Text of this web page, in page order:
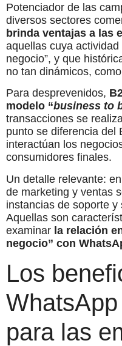
Potenciador de las
diversos sectores
brinda ventajas a las
aquellas cuya
negocio”, y que
no tan dinámicos,
Para desprevenidos,
modelo “business to
transacciones se
punto se diferencia del
interactúan los
consumidores finales.
Un detalle relevante:
de marketing y ventas
instancias de soporte
Aquellas son
examinar la relación
negocio” con
Los
para las